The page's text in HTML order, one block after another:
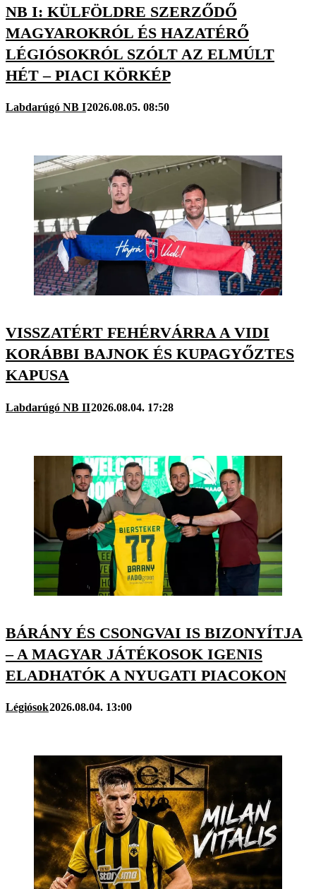
NB I: KÜLFÖLDRE SZERZŐDŐ
MAGYAROKRÓL ÉS HAZATÉRŐ
LÉGIÓSOKRÓL SZÓLT AZ ELMÚLT
HÉT – PIACI KÖRKÉP
Labdarúgó NB I2026.08.05. 08:50
VISSZATÉRT FEHÉRVÁRRA A VIDI
KORÁBBI BAJNOK ÉS KUPAGYŐZTES
KAPUSA
Labdarúgó NB II2026.08.04. 17:28
BÁRÁNY ÉS CSONGVAI IS BIZONYÍTJA
– A MAGYAR JÁTÉKOSOK IGENIS
ELADHATÓK A NYUGATI PIACOKON
Légiósok2026.08.04. 13:00